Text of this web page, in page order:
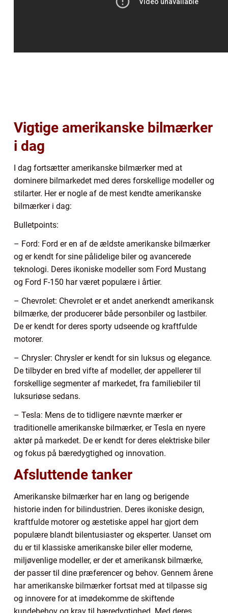
Vigtige amerikanske bilmærker
i dag
I dag fortsætter amerikanske bilmærker med at
dominere bilmarkedet med deres forskellige modeller og
stilarter. Her er nogle af de mest kendte amerikanske
bilmærker i dag:
Bulletpoints:
– Ford: Ford er en af de ældste amerikanske bilmærker
og er kendt for sine pålidelige biler og avancerede
teknologi. Deres ikoniske modeller som Ford Mustang
og Ford F-150 har været populære i årtier.
– Chevrolet: Chevrolet er et andet anerkendt amerikansk
bilmærke, der producerer både personbiler og lastbiler.
De er kendt for deres sporty udseende og kraftfulde
motorer.
– Chrysler: Chrysler er kendt for sin luksus og elegance.
De tilbyder en bred vifte af modeller, der appellerer til
forskellige segmenter af markedet, fra familiebiler til
luksuriøse sedans.
– Tesla: Mens de to tidligere nævnte mærker er
traditionelle amerikanske bilmærker, er Tesla en nyere
aktør på markedet. De er kendt for deres elektriske biler
og fokus på bæredygtighed og innovation.
Afsluttende tanker
Amerikanske bilmærker har en lang og berigende
historie inden for bilindustrien. Deres ikoniske design,
kraftfulde motorer og æstetiske appel har gjort dem
populære blandt bilentusiaster og eksperter. Uanset om
du er til klassiske amerikanske biler eller moderne,
miljøvenlige modeller, er der et amerikansk bilmærke,
der passer til dine præferencer og behov. Gennem årene
har amerikanske bilmærker fortsat med at tilpasse sig
og innovere for at imødekomme de skiftende